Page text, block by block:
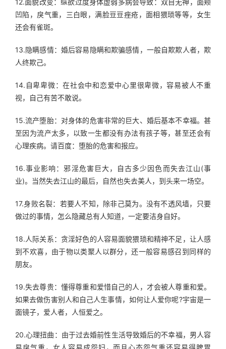
12.面貌改变：纵欲过度身体虚弱多病会导致：双目无神，面颊
凹陷，戾气重，三白眼，满脸豆豆痤疮，面相猥琐等等，女生
还会有雀斑。
13.隐瞒感情：婚后容易隐瞒和欺骗感情，一般自欺欺人者，欺
人终欺己。
14.自卑卑微：在社会中和恋爱中心里很卑微，容易被人不重
视，自己有苦不敢说。
15.流产堕胎：对身体的危害非常的巨大、婚后基本不幸福。甚
至因为流产太多，以致一生都没有办法有孩子等，甚至还会有
心理疾病。请百度：堕胎的危害和报应。
16.事业影响：邪淫危害巨大，自古多少因色而失去江山(事
业)。当然失去江山的最后，自然也失去美人，到头来一场空。
17.身败名裂：若要人不知，除非己莫为。没有不透风墙，只要
做过的事情，怎么隐藏总有人知道，一定要洁身自好。
18.人际关系：贪淫好色的人容易面貌猥琐和精神不足，让人感
到不欢喜，由于物以类聚人以群分，还一般容易感召到同样的
朋友。
19.失去尊贵：懂得尊重和爱惜自己的人，才会被人尊重和爱。
如果去做伤害别人和自己人生事情，如何让人爱你呢?宇宙是一
面镜子，爱人者，人恒爱之。
20.心理扭曲：由于过去婚前性生活导致婚后的不幸福，男人容
易戾气重，女人容易成怨妇，而且心态怨气重还容易得脾胃